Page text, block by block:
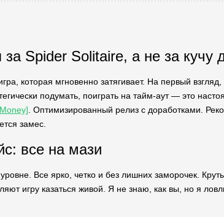
Spider Solitaire, а не за кучу
которая мгновенно затягивает. На первый
подумать, поиграть на тайм-аут — это
. Оптимизированный релиз с доработками.
замес.
все на мази
Все ярко, четко и без лишних заморочек.
игру казаться живой. Я не знаю, как вы, но я